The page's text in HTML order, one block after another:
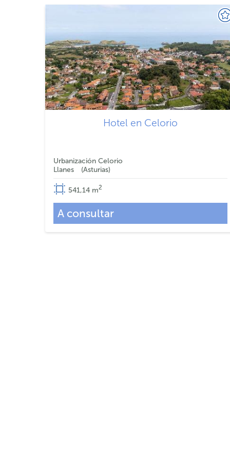
Hotel en Celorio
Urbanización Celorio
Llanes
Asturias
541,14 m2
A consultar